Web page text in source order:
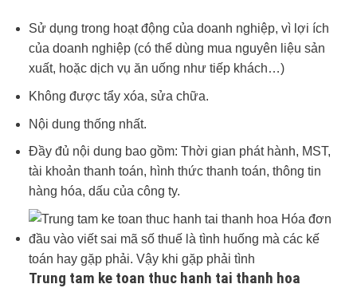
Sử dụng trong hoạt động của doanh nghiệp, vì lợi ích
của doanh nghiệp (có thể dùng mua nguyên liệu sản
xuất, hoặc dịch vụ ăn uống như tiếp khách…)
Không được tẩy xóa, sửa chữa.
Nội dung thống nhất.
Đầy đủ nội dung bao gồm: Thời gian phát hành, MST,
tài khoản thanh toán, hình thức thanh toán, thông tin
hàng hóa, dấu của công ty.
Trung tam ke toan thuc hanh tai thanh hoa